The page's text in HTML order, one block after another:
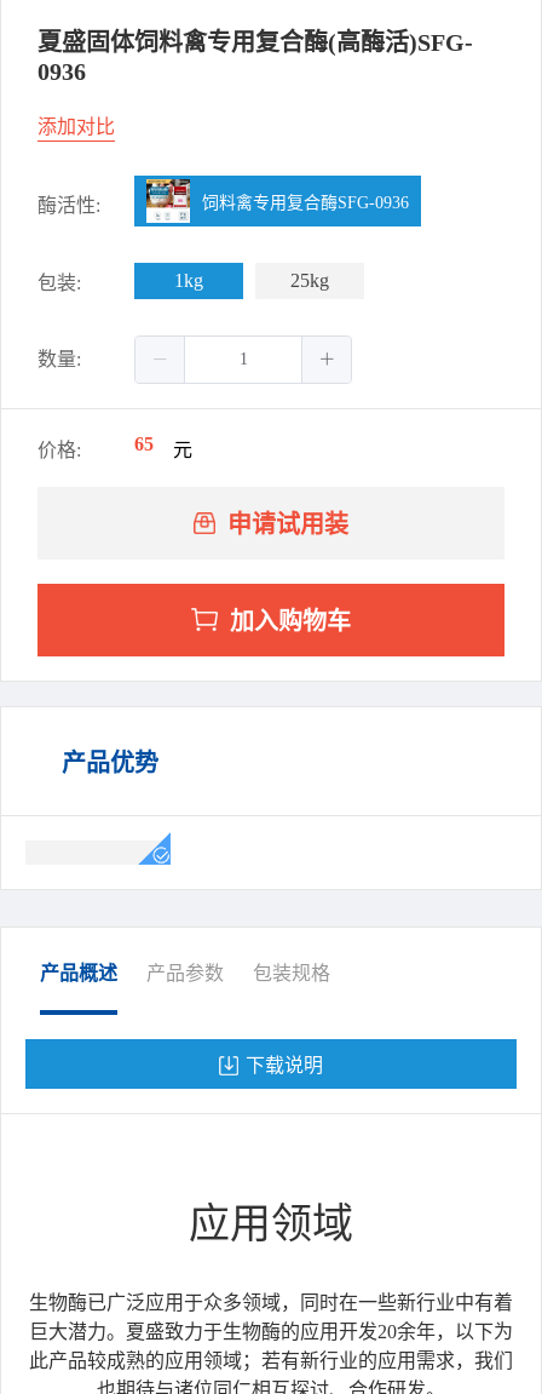
夏盛固体饲料禽专用复合酶(高酶活)SFG-
0936
添加对比
酶活性: 饲料禽专用复合酶SFG-0936
包装: 1kg 25kg
数量:
价格: 65 元
申请试用装
加入购物车
产品优势
产品概述 产品参数 包装规格
下载说明
应用领域
生物酶已广泛应用于众多领域，同时在一些新行业中有着
巨大潜力。夏盛致力于生物酶的应用开发20余年，以下为
此产品较成熟的应用领域；若有新行业的应用需求，我们
也期待与诸位同仁相互探讨、合作研发。